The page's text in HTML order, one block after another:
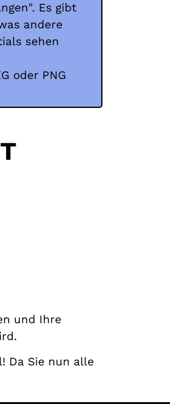
Es gibt
andere
sehen
oder PNG
und Ihre
Da Sie nun alle